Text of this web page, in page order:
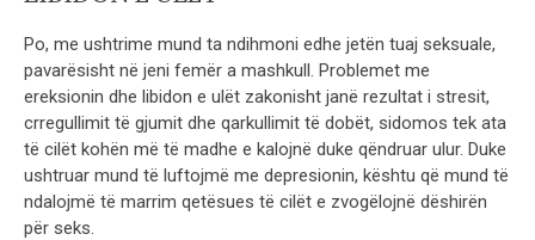
Po, me ushtrime mund ta ndihmoni edhe jetën tuaj seksuale,
pavarësisht në jeni femër a mashkull. Problemet me
ereksionin dhe libidon e ulët zakonisht janë rezultat i stresit,
crregullimit të gjumit dhe qarkullimit të dobët, sidomos tek ata
të cilët kohën më të madhe e kalojnë duke qëndruar ulur. Duke
ushtruar mund të luftojmë me depresionin, kështu që mund të
ndalojmë të marrim qetësues të cilët e zvogëlojnë dëshirën
për seks.